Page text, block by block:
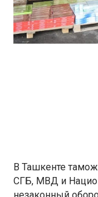
В Ташкенте
СГБ, МВД и